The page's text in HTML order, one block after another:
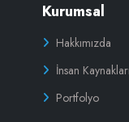
Kurumsal
Hakkımızda
İnsan Kaynakları
Portfolyo